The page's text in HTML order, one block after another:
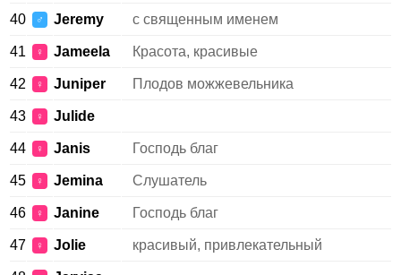
40 ♂ Jeremy с священным именем
41 ♀ Jameela Красота, красивые
42 ♀ Juniper Плодов можжевельника
43 ♀ Julide
44 ♀ Janis Господь благ
45 ♀ Jemina Слушатель
46 ♀ Janine Господь благ
47 ♀ Jolie красивый, привлекательный